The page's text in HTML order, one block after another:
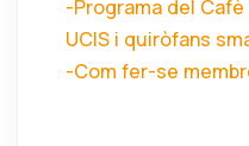
-Programa del
UCIS i quiròfans
-Com fer-se